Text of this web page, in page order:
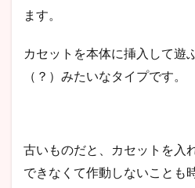
ます。
カセットを本体に挿入して遊
（？）みたいなタイプです。
古いものだと、カセットを入
できなくて作動しないことも